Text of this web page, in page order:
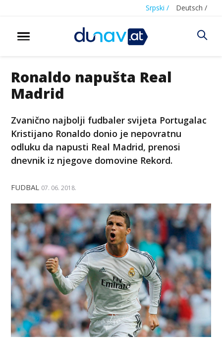
Srpski / Deutsch /
Ronaldo napušta Real
Madrid
Zvanično najbolji fudbaler svijeta Portugalac
Kristijano Ronaldo donio je nepovratnu
odluku da napusti Real Madrid, prenosi
dnevnik iz njegove domovine Rekord.
FUDBAL 07. 06. 2018.